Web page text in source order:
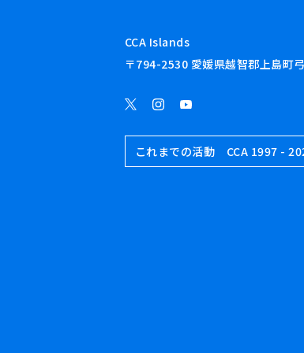
CCA Islands
〒794-2530 愛媛県越智郡上島町
これまでの活動 CCA 1997 -